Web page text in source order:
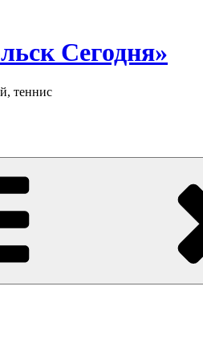
Сегодня»
теннис